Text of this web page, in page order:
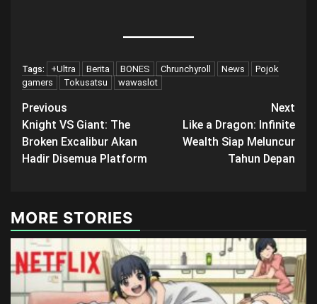
Tags: +Ultra Berita BONES Chrunchyroll News
Pojok
gamers
Tokusatsu wawaslot
Post
navigation
Previous
Knight VS Giant: The
Broken Excalibur Akan
Hadir Disemua Platform
Next
Like a Dragon: Infinite
Wealth Siap Meluncur
Tahun Depan
MORE STORIES